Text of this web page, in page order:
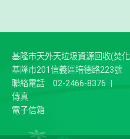
基隆市天外天垃圾資源回收(焚
基隆市201信義區培德路223號
聯絡電話
02-2466-8376
傳真
電子信箱